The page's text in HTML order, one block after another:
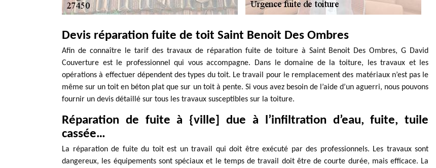
Devis réparation fuite de toit Saint Benoit Des Ombres
Afin de connaître le tarif des travaux de réparation fuite de toiture à Saint Benoit Des Ombres, G David
Couverture est le professionnel qui vous accompagne. Dans le domaine de la toiture, les travaux et les
opérations à effectuer dépendent des types du toit. Le travail pour le remplacement des matériaux n’est pas le
même sur un toit en béton plat que sur un toit à pente. Si vous avez besoin de l’aide d’un aguerri, nous pouvons
fournir un devis détaillé sur tous les travaux susceptibles sur la toiture.
Réparation de fuite à {ville] due à l’infiltration d’eau, fuite, tuile
cassée…
La réparation de fuite du toit est un travail qui doit être exécuté par des professionnels. Les travaux sont
dangereux, les équipements sont spéciaux et le temps de travail doit être de courte durée, mais efficace. La